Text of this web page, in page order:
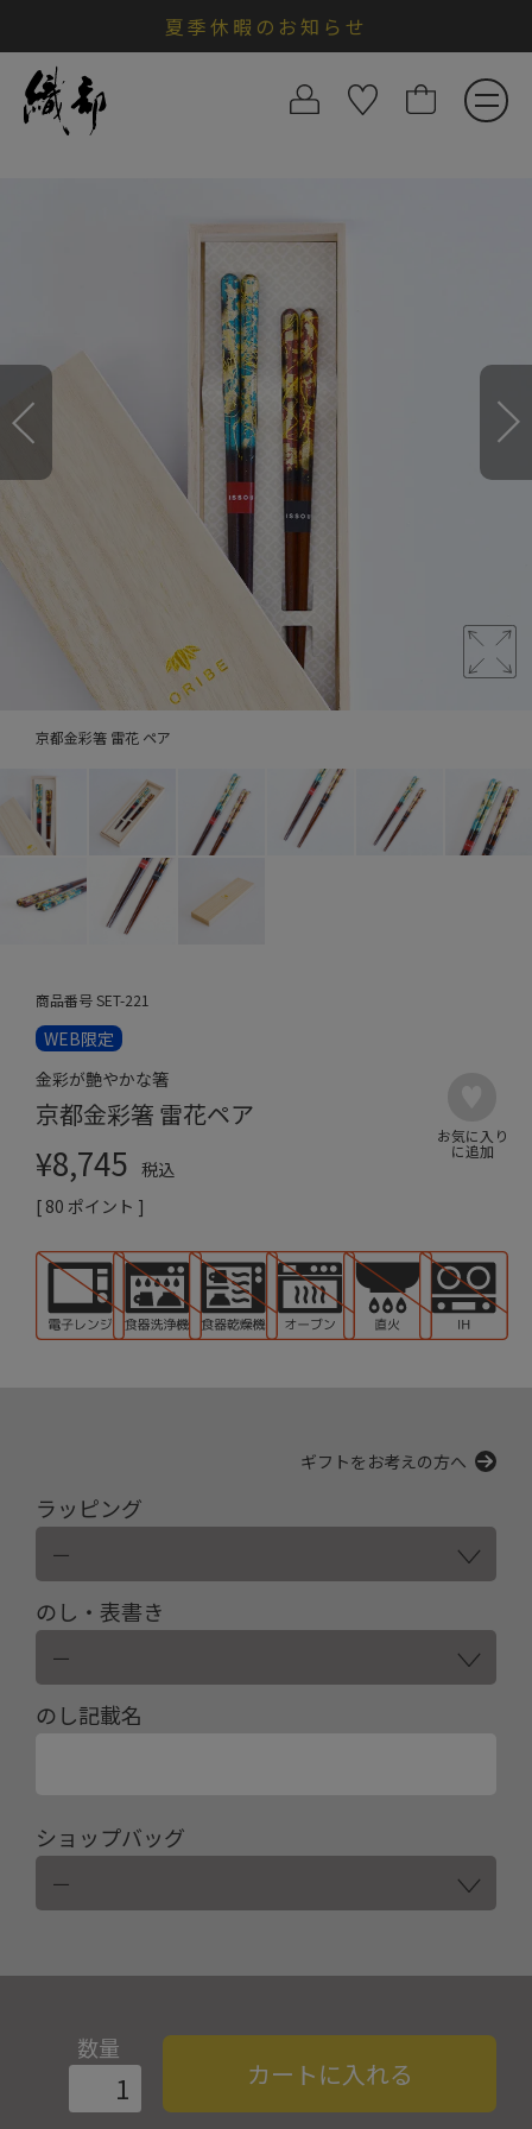
夏季休暇のお知らせ
京都金彩箸 雷花 ペア
商品番号SET-221
WEB限定
金彩が艶やかな箸
京都金彩箸 雷花ペア
¥8,745 税込
[ 80 ポイント ]
ギフトをお考えの方へ
ラッピング
のし・表書き
のし記載名
ショップバッグ
数量
カートに入れる